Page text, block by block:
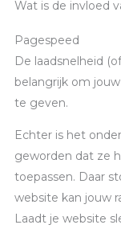
Wat is de invloed
Pagespeed
De laadsnelheid
belangrijk om
te geven.
Echter is het
geworden dat ze
toepassen. Daar
website kan jouw
Laadt je website